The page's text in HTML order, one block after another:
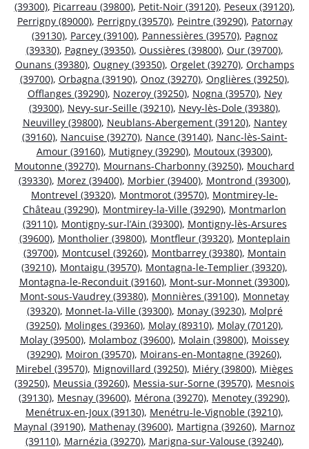
(39300), Picarreau (39800), Petit-Noir (39120), Peseux (39120),
Perrigny (89000), Perrigny (39570), Peintre (39290), Patornay
(39130), Parcey (39100), Pannessières (39570), Pagnoz
(39330), Pagney (39350), Oussières (39800), Our (39700),
Ounans (39380), Ougney (39350), Orgelet (39270), Orchamps
(39700), Orbagna (39190), Onoz (39270), Onglières (39250),
Offlanges (39290), Nozeroy (39250), Nogna (39570), Ney
(39300), Nevy-sur-Seille (39210), Nevy-lès-Dole (39380),
Neuvilley (39800), Neublans-Abergement (39120), Nantey
(39160), Nancuise (39270), Nance (39140), Nanc-lès-Saint-
Amour (39160), Mutigney (39290), Moutoux (39300),
Moutonne (39270), Mournans-Charbonny (39250), Mouchard
(39330), Morez (39400), Morbier (39400), Montrond (39300),
Montrevel (39320), Montmorot (39570), Montmirey-le-
Château (39290), Montmirey-la-Ville (39290), Montmarlon
(39110), Montigny-sur-l’Ain (39300), Montigny-lès-Arsures
(39600), Montholier (39800), Montfleur (39320), Monteplain
(39700), Montcusel (39260), Montbarrey (39380), Montain
(39210), Montaigu (39570), Montagna-le-Templier (39320),
Montagna-le-Reconduit (39160), Mont-sur-Monnet (39300),
Mont-sous-Vaudrey (39380), Monnières (39100), Monnetay
(39320), Monnet-la-Ville (39300), Monay (39230), Molpré
(39250), Molinges (39360), Molay (89310), Molay (70120),
Molay (39500), Molamboz (39600), Molain (39800), Moissey
(39290), Moiron (39570), Moirans-en-Montagne (39260),
Mirebel (39570), Mignovillard (39250), Miéry (39800), Mièges
(39250), Meussia (39260), Messia-sur-Sorne (39570), Mesnois
(39130), Mesnay (39600), Mérona (39270), Menotey (39290),
Menétrux-en-Joux (39130), Menétru-le-Vignoble (39210),
Maynal (39190), Mathenay (39600), Martigna (39260), Marnoz
(39110), Marnézia (39270), Marigna-sur-Valouse (39240),